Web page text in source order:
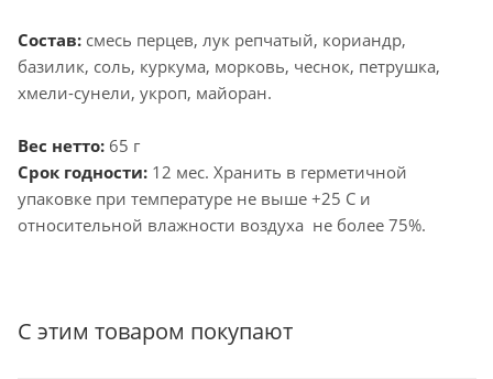
Состав: смесь перцев, лук репчатый, кориандр,
базилик, соль, куркума, морковь, чеснок, петрушка,
хмели-сунели, укроп, майоран.
Вес нетто: 65 г
Срок годности: 12 мес. Хранить в герметичной
упаковке при температуре не выше +25 С и
относительной влажности воздуха не более 75%.
С этим товаром покупают